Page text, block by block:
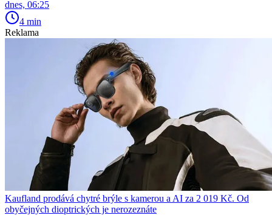
dnes, 06:25
4 min
Reklama
Kaufland prodává chytré brýle s kamerou a AI za 2 019 Kč. Od
obyčejných dioptrických je nerozeznáte